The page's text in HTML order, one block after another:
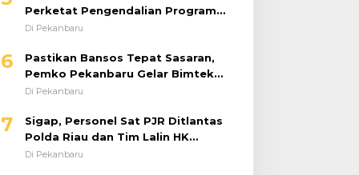
Perketat Pengendalian Program
dan Anggaran 2026, Pastikan
Di Pekanbaru
6
Pastikan Bansos Tepat Sasaran,
Pemko Pekanbaru Gelar Bimtek
DTSEN Bagi Operator Puskessos
Di Pekanbaru
7
Sigap, Personel Sat PJR Ditlantas
Polda Riau dan Tim Lalin HK
Berjibaku Selamatkan Korban
Di Pekanbaru